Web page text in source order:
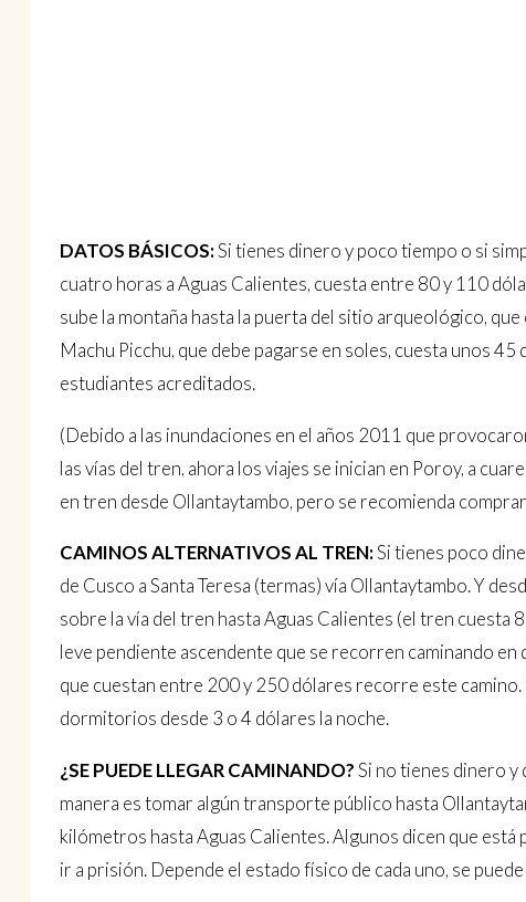
DATOS BÁSICOS:Si tienes dinero y poco tiempo o si
cuatro horas a Aguas Calientes, cuesta entre 80 y 110
sube la montaña hasta la puerta del sitio arqueológico,
Machu Picchu, que debe pagarse en soles, cuesta unos
estudiantes acreditados.
(Debido a las inundaciones en el años 2011 que
las vías del tren, ahora los viajes se inician en Poroy, a
en tren desde Ollantaytambo, pero se recomienda
CAMINOS ALTERNATIVOS AL TREN:Si tienes poco
de Cusco a Santa Teresa (termas) vía Ollantaytambo. Y
sobre la vía del tren hasta Aguas Calientes (el tren
leve pendiente ascendente que se recorren caminando en
que cuestan entre 200 y 250 dólares recorre este
dormitorios desde 3 o 4 dólares la noche.
¿SE PUEDE LLEGAR CAMINANDO?Si no tienes dinero y
manera es tomar algún transporte público hasta
kilómetros hasta Aguas Calientes. Algunos dicen que
ir a prisión. Depende el estado físico de cada uno, se